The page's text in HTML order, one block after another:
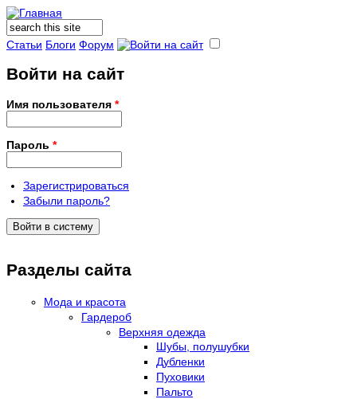
Форма поиска
Поиск
Статьи Блоги Форум
Войти на сайт
Имя пользователя *
Пароль *
Зарегистрироваться
Забыли пароль?
Разделы сайта
Мода и красота
Гардероб
Верхняя одежда
Шубы, полушубки
Дубленки
Пуховики
Пальто